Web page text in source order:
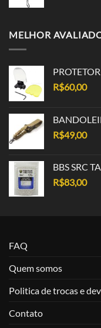
MELHOR
R$60,00
R$49,00
BBS SRC
R$83,00
FAQ
Quem somos
Politica de trocas e
Contato